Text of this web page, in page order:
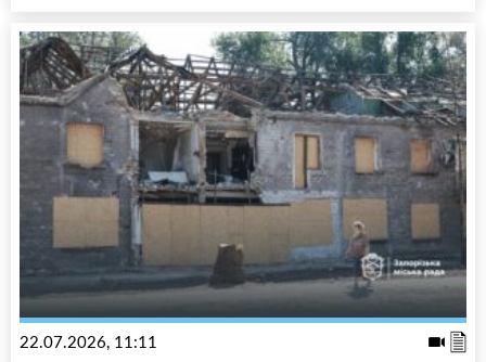
22.07.2026, 11:11